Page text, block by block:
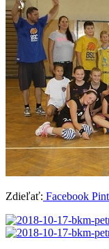
Zdieľať: Facebook